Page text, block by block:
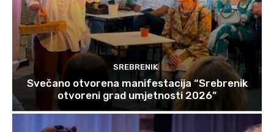
SREBRENIK
Svečano otvorena manifestacija “Srebrenik
otvoreni grad umjetnosti 2026”